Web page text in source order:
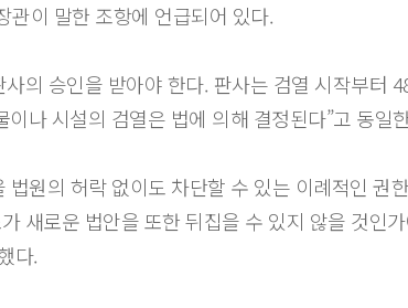
관이 말한 조항에 언급되어 있다.
의 승인을 받아야 한다. 판사는 검열 시작부터
나 시설의 검열은 법에 의해 결정된다”고 동일
원의 허락 없이도 차단할 수 있는 이례적인 권
새로운 법안을 또한 뒤집을 수 있지 않을 것인
다.